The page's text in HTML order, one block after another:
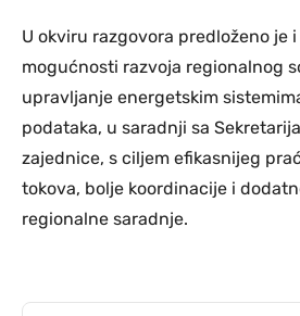
U okviru razgovora predloženo je
mogućnosti razvoja regionalnog
upravljanje energetskim
podataka, u saradnji sa
zajednice, s ciljem efikasnijeg
tokova, bolje koordinacije i
regionalne saradnje.